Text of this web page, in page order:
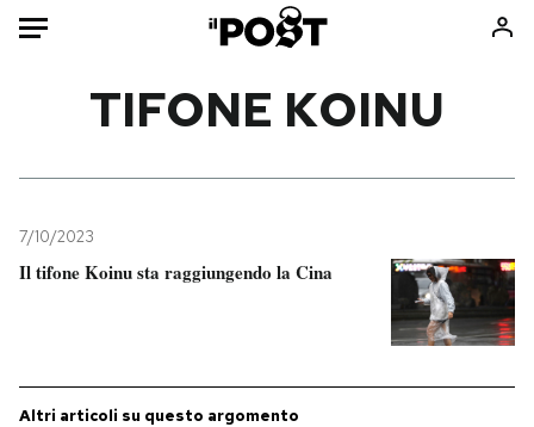
Mondo
Politica
Cultura
Consumismi
Ok Boomer!
TIFONE KOINU
7/10/2023
Il tifone Koinu sta raggiungendo la Cina
Altri articoli su questo argomento